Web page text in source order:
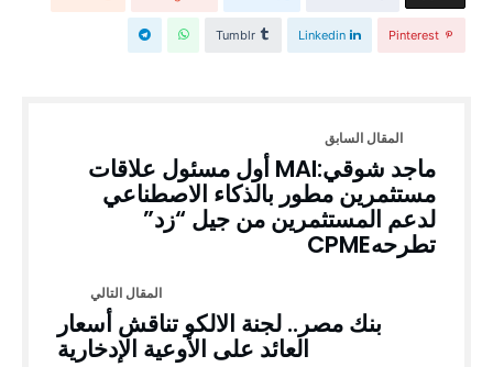
Pinterest
Linkedin
Tumblr
ماجد شوقي:MAI أول مسئول علاقات
مستثمرين مطور بالذكاء الاصطناعي
لدعم المستثمرين من جيل “زد”
تطرحهCPME
بنك مصر.. لجنة الالكو تناقش أسعار
العائد على الأوعية الإدخارية